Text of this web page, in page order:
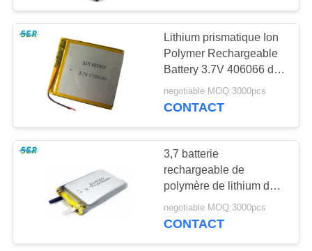
NOUS
VISITE
D'USINE
CONTRÔLE
DE
QUALITÉ
CONTACTEZ-
NOUS
Batterie du lithium
MNO2
14
Batterie de
polymère de lithium
numérique
Lithium prismatique Ion
Polymer Rechargeable
Battery 3.7V 406066 de
poche pour la lumière
solaire
negotiable MOQ:3000pcs
CONTACT
3,7 batterie
rechargeable de
polymère de lithium de
V 1500mAh 604060
pour l'ordinateur
negotiable MOQ:3000pcs
CONTACT